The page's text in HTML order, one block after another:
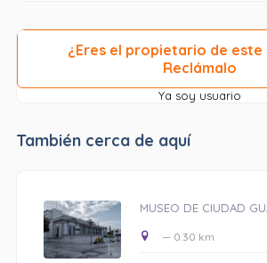
¿Eres el propietario de este
Reclámalo
Ya soy usuario
También cerca de aquí
MUSEO DE CIUDAD
— 0.30 km